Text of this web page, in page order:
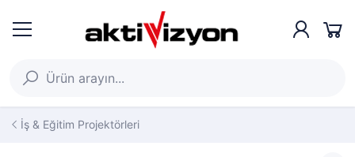
İş & Eğitim Projektörleri